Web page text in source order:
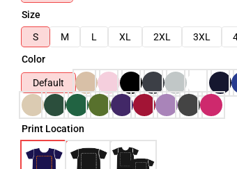
Size
S
M L XL 2XL 3XL
Color
Default
Print Location